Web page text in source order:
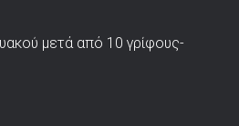
μετά από 10 γρίφους-